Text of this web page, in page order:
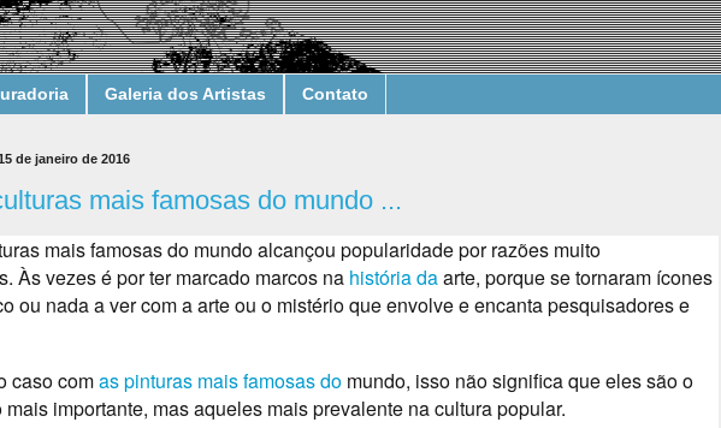
Galeria dos Artistas Contato
de janeiro de 2016
mais famosas do mundo ...
mais famosas do mundo alcançou popularidade por razões muito
Às vezes é por ter marcado marcos na história daarte, porque se tornaram ícones
ou nada a ver com a arte ou o mistério que envolve e encanta pesquisadores e
caso comas pinturas mais famosas do mundo, isso não significa que eles são o
mais importante, mas aqueles mais prevalente na cultura popular.